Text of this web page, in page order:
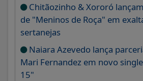
Chitãozinho & Xororó
de "Meninos de Roça" em
sertanejas
Naiara Azevedo lança
Mari Fernandez em novo
15"